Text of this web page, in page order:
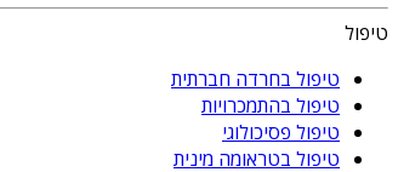
טיפול
טיפול בחרדה חברתית
טיפול בהתמכרויות
טיפול פסיכולוגי
טיפול בטראומה מינית